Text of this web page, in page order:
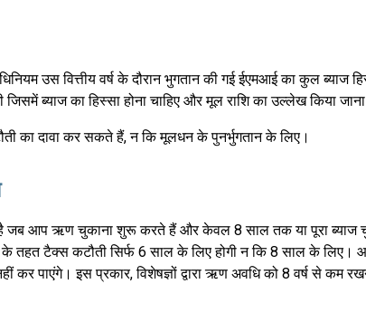
उस वित्तीय वर्ष के दौरान भुगतान की गई ईएमआई का कुल ब्याज
ब्याज का हिस्सा होना चाहिए और मूल राशि का उल्लेख किया
का दावा कर सकते हैं, न कि मूलधन के पुनर्भुगतान के लिए।
जब आप ऋण चुकाना शुरू करते हैं और केवल 8 साल तक या पूरा
तहत टैक्स कटौती सिर्फ 6 साल के लिए होगी न कि 8 साल के
कर पाएंगे। इस प्रकार, विशेषज्ञों द्वारा ऋण अवधि को 8 वर्ष से कम